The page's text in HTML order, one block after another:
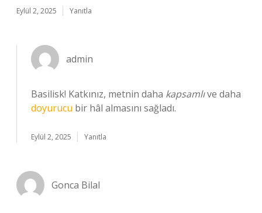
Eylül 2, 2025 Yanıtla
admin
Basilisk! Katkınız, metnin daha kapsamlıve daha
doyurucu bir hâl almasını sağladı.
Eylül 2, 2025 Yanıtla
Gonca Bilal